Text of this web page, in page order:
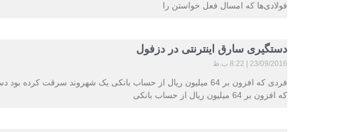
فولادی‌ها که امسال فعل خواستن را
دستگیری سارق اینترنتی در دزفول
23/09/2016 8:22 ب.ظ
فردی که افزون بر 64 میلیون ریال از حساب بانکی یک شهروند سرقت
که افزون بر 64 میلیون ریال از حساب بانکی